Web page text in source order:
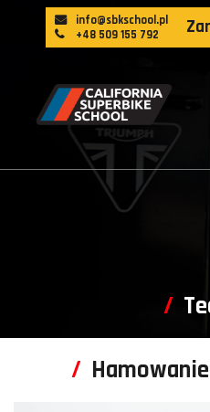
info@sbkschool.pl
+48 509 155 792